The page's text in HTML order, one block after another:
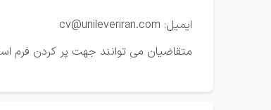
ایمیل: cv@unileveriran.com
متقاضیان می توانند جهت پر کردن فرم